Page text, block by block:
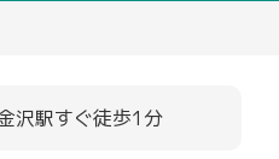
沢駅すぐ徒歩1分